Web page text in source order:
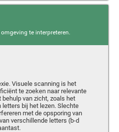
te interpreteren.
Visuele scanning is het
te zoeken naar relevante
van zicht, zoals het
bij het lezen. Slechte
met de opsporing van
verschillende letters (b-d